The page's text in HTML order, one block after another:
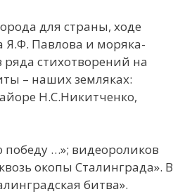
для страны, ходе
Я.Ф. Павлова и моряка-
стихотворений на
– наших земляках:
Н.С.Никитченко,
…»; видеороликов
окопы Сталинграда». В
битва».